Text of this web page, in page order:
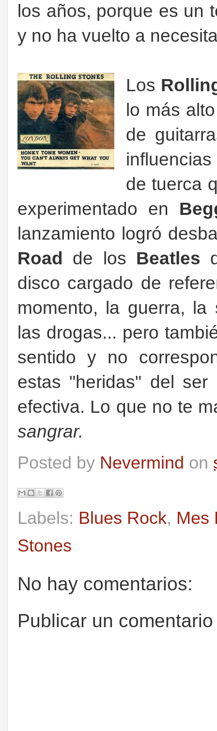
los años, porque es un
y no ha vuelto a
Los
lo más
de
de tuerca
experimentado en
lanzamiento logró
Road
de los Beatles
disco cargado de
momento, la guerra, la
las drogas... pero
sentido y no
estas "heridas" del
efectiva. Lo que no te
sangrar.
Posted by Nevermind on
Labels: Blues Rock, Mes
Stones
No hay comentarios:
Publicar un comentario